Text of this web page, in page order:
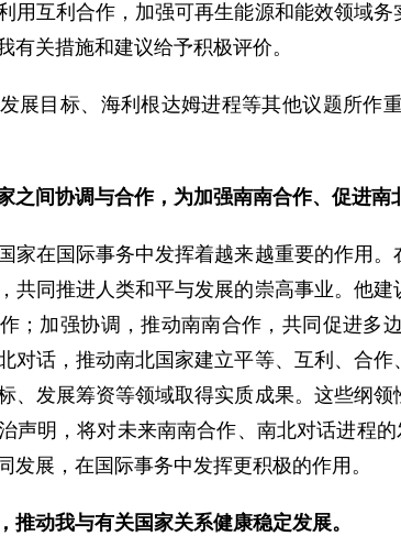
用互利合作，加强可再生能源和能效领域
有关措施和建议给予积极评价。
目标、海利根达姆进程等其他议题所作
之间协调与合作，为加强南南合作、促进南
在国际事务中发挥着越来越重要的作用。
共同推进人类和平与发展的崇高事业。他
；加强协调，推动南南合作，共同促进多
对话，推动南北国家建立平等、互利、合
、发展筹资等领域取得实质成果。这些纲
声明，将对未来南南合作、南北对话进程
发展，在国际事务中发挥更积极的作用。
推动我与有关国家关系健康稳定发展。